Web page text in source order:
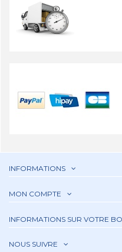
INFORMATIONS
MON COMPTE
INFORMATIONS SUR VOTRE
NOUS SUIVRE